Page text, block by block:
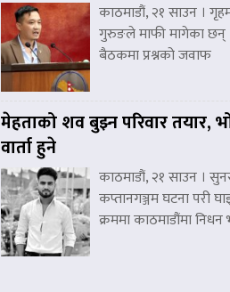
काठमाडौं, २१ साउन ।
गुरुङले माफी मागेका छन् ।
बैठकमा प्रश्नको जवाफ
मेहताको शव बुझ्न परिवार तयार,
वार्ता हुने
काठमाडौं, २१ साउन ।
कप्तानगञ्जम घटना परी
क्रममा काठमाडौंमा